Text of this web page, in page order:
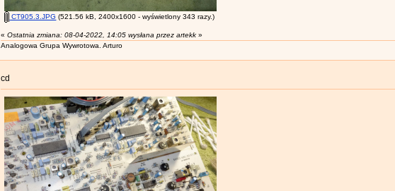
CT905.3.JPG (521.56 kB, 2400x1600 - wyświetlony 343 razy.)
«Ostatnia zmiana: 08-04-2022, 14:05 wysłana przez artekk »
Analogowa Grupa Wywrotowa. Arturo
cd